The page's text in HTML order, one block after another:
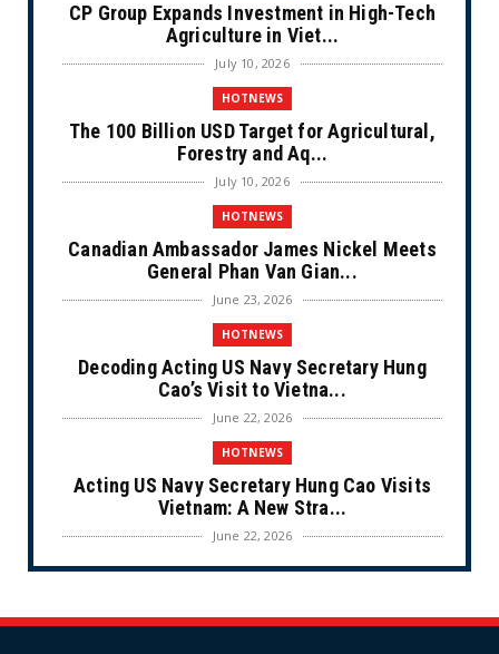
CP Group Expands Investment in High-Tech
Agriculture in Viet...
July 10, 2026
HOTNEWS
The 100 Billion USD Target for Agricultural,
Forestry and Aq...
July 10, 2026
HOTNEWS
Canadian Ambassador James Nickel Meets
General Phan Van Gian...
June 23, 2026
HOTNEWS
Decoding Acting US Navy Secretary Hung
Cao’s Visit to Vietna...
June 22, 2026
HOTNEWS
Acting US Navy Secretary Hung Cao Visits
Vietnam: A New Stra...
June 22, 2026
CULTURE
Ninh Bride Re-enacts...